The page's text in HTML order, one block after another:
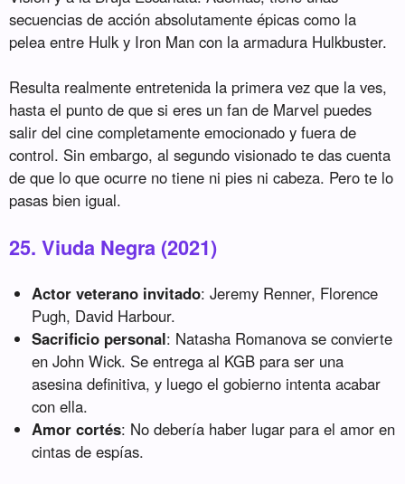
secuencias de acción absolutamente épicas como la
pelea entre Hulk y Iron Man con la armadura Hulkbuster.
Resulta realmente entretenida la primera vez que la ves,
hasta el punto de que si eres un fan de Marvel puedes
salir del cine completamente emocionado y fuera de
control. Sin embargo, al segundo visionado te das cuenta
de que lo que ocurre no tiene ni pies ni cabeza. Pero te lo
pasas bien igual.
25. Viuda Negra (2021)
Actor veterano invitado: Jeremy Renner, Florence
Pugh, David Harbour.
Sacrificio personal: Natasha Romanova se convierte
en John Wick. Se entrega al KGB para ser una
asesina definitiva, y luego el gobierno intenta acabar
con ella.
Amor cortés: No debería haber lugar para el amor en
cintas de espías.